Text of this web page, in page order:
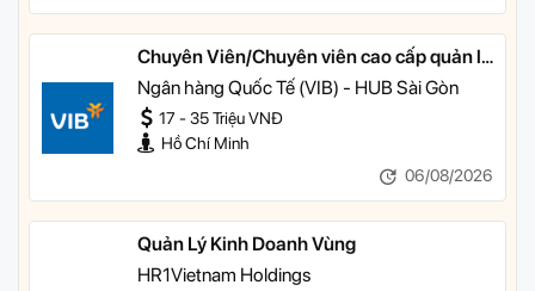
Chuyên Viên/Chuyên viên cao cấp quản lý
khách hàng ưu tiên
Ngân hàng Quốc Tế (VIB) - HUB Sài Gòn
17 - 35 Triệu VNĐ
Hồ Chí Minh
06/08/2026
Quản Lý Kinh Doanh Vùng
HR1Vietnam Holdings